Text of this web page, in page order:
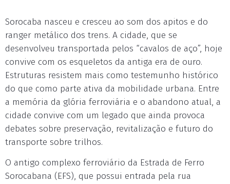
Sorocaba nasceu e cresceu ao som dos apitos e do
ranger metálico dos trens. A cidade, que se
desenvolveu transportada pelos “cavalos de aço”, hoje
convive com os esqueletos da antiga era de ouro.
Estruturas resistem mais como testemunho histórico
do que como parte ativa da mobilidade urbana. Entre
a memória da glória ferroviária e o abandono atual, a
cidade convive com um legado que ainda provoca
debates sobre preservação, revitalização e futuro do
transporte sobre trilhos.
O antigo complexo ferroviário da Estrada de Ferro
Sorocabana (EFS), que possui entrada pela rua